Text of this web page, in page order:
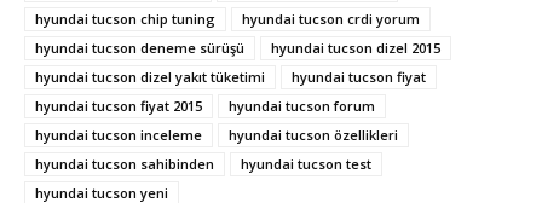
hyundai tucson chip tuning
hyundai tucson crdi yorum
hyundai tucson deneme sürüşü
hyundai tucson dizel 2015
hyundai tucson dizel yakıt tüketimi
hyundai tucson fiyat
hyundai tucson fiyat 2015
hyundai tucson forum
hyundai tucson inceleme
hyundai tucson özellikleri
hyundai tucson sahibinden
hyundai tucson test
hyundai tucson yeni